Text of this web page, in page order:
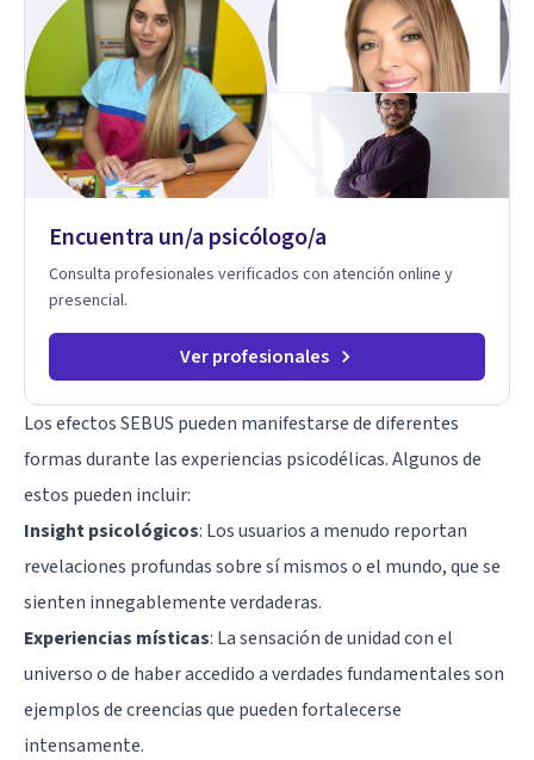
Encuentra un/a psicólogo/a
Consulta profesionales verificados con atención online y
presencial.
Ver profesionales
Los efectos SEBUS pueden manifestarse de diferentes
formas durante las experiencias psicodélicas. Algunos de
estos pueden incluir:
Insight psicológicos: Los usuarios a menudo reportan
revelaciones profundas sobre sí mismos o el mundo, que se
sienten innegablemente verdaderas.
Experiencias místicas: La sensación de unidad con el
universo o de haber accedido a verdades fundamentales son
ejemplos de creencias que pueden fortalecerse
intensamente.